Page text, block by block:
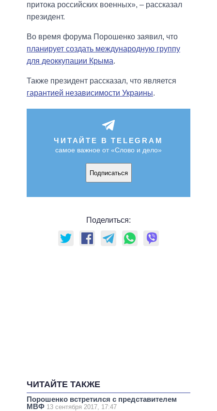
притока российских военных», – рассказал
президент.
Во время форума Порошенко заявил, что
планирует создать международную группу
для деоккупации Крыма.
Также президент рассказал, что является
гарантией независимости Украины.
ЧИТАЙТЕ В TELEGRAM
самое важное от «Слово и дело»
Подписаться
Поделиться:
ЧИТАЙТЕ ТАКЖЕ
Порошенко встретился с представителем
МВФ 13 сентября 2017, 17:47